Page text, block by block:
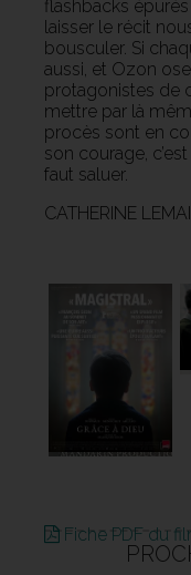
flashbacks
laisser le récit
bousculer. Si
aussi, et Ozon
protagonistes de
mettre par là
procès sont en
son courage,
faut saluer.
CATHERINE
Fiche PDF du